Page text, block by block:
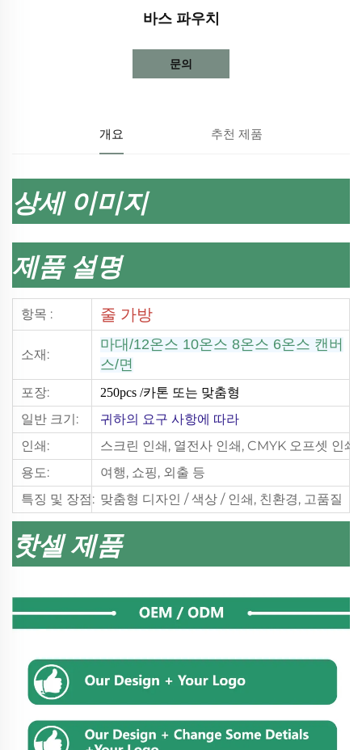
바스 파우치
문의
개요 추천 제품
상세 이미지
제품 설명
항목 : 줄 가방
소재:
마대/12온스 10온스 8온스 6온스 캔버
스/면
포장: 250pcs /카톤 또는 맞춤형
일반 크기:
귀하의 요구 사항에 따라
인쇄:
스크린 인쇄, 열전사 인쇄, CMYK 오프셋 인쇄
용도:
여행, 쇼핑, 외출 등
특징 및 장점: 맞춤형 디자인 / 색상 / 인쇄, 친환경, 고품질
핫셀 제품